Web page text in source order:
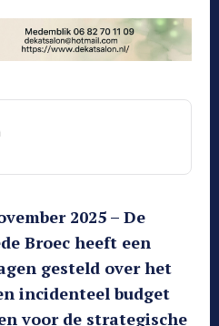
2025 – De
Broec heeft een
gesteld over het
incidenteel budget
voor de strategische